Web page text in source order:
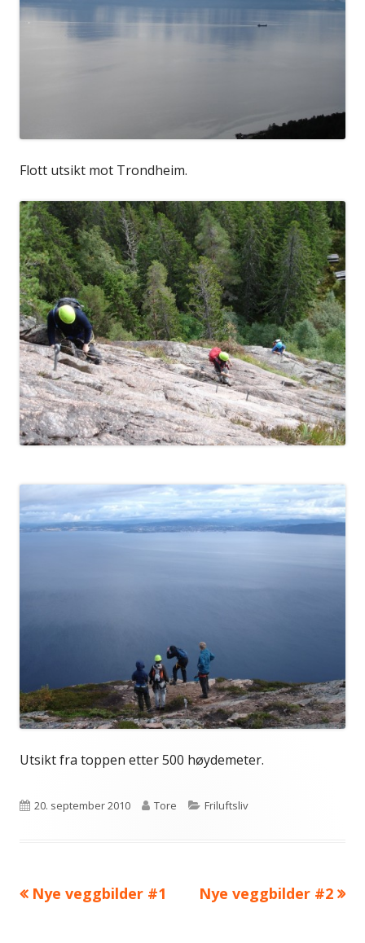
Flott utsikt mot Trondheim.
Utsikt fra toppen etter 500 høydemeter.
Publisert
20. september 2010 Forfatter
Tore Kategorier
Friluftsliv
Innleggsnavigasjon
Forrige
Nye veggbilder #1
Neste
Nye veggbilder #2